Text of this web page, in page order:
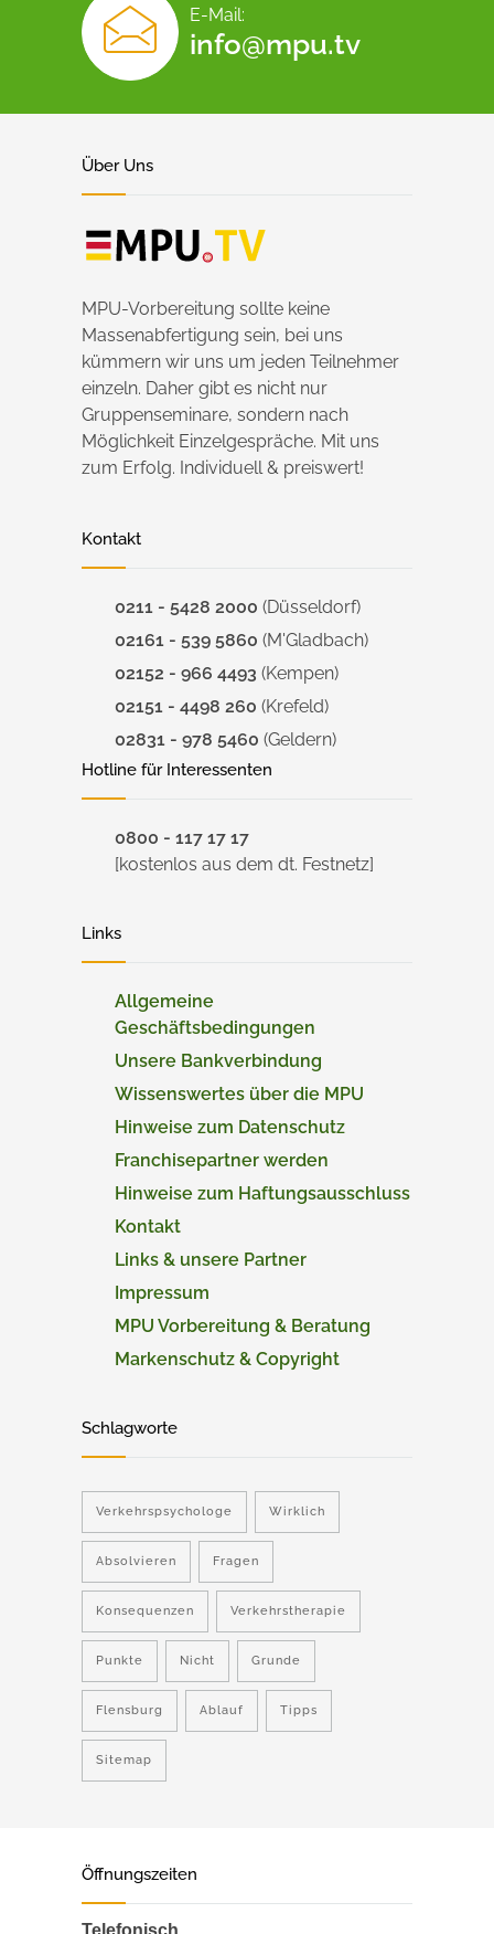
E-Mail:
info@mpu.tv
Über Uns
MPU-Vorbereitung sollte keine
Massenabfertigung sein, bei uns
kümmern wir uns um jeden Teilnehmer
einzeln. Daher gibt es nicht nur
Gruppenseminare, sondern nach
Möglichkeit Einzelgespräche. Mit uns
zum Erfolg. Individuell & preiswert!
Kontakt
0211 - 5428 2000 (Düsseldorf)
02161 - 539 5860 (M'Gladbach)
02152 - 966 4493 (Kempen)
02151 - 4498 260 (Krefeld)
02831 - 978 5460 (Geldern)
Hotline für Interessenten
0800 - 117 17 17
[kostenlos aus dem dt. Festnetz]
Links
Allgemeine
Geschäftsbedingungen
Unsere Bankverbindung
Wissenswertes über die MPU
Hinweise zum Datenschutz
Franchisepartner werden
Hinweise zum Haftungsausschluss
Kontakt
Links & unsere Partner
Impressum
MPU Vorbereitung & Beratung
Markenschutz & Copyright
Schlagworte
Verkehrspsychologe Wirklich
Absolvieren Fragen
Konsequenzen Verkehrstherapie
Punkte Nicht Grunde
Flensburg Ablauf Tipps
Sitemap
Öffnungszeiten
Telefonisch